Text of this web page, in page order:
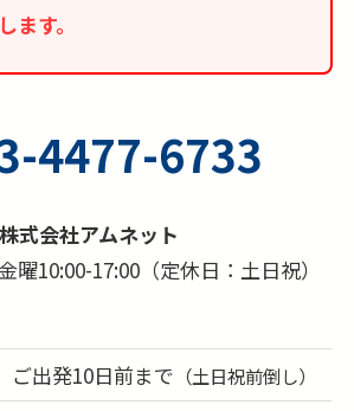
ます。
4477-6733
株式会社アムネット
曜10:00-17:00（定休日：土日祝）
ご出発10日前まで （土日祝前倒し）